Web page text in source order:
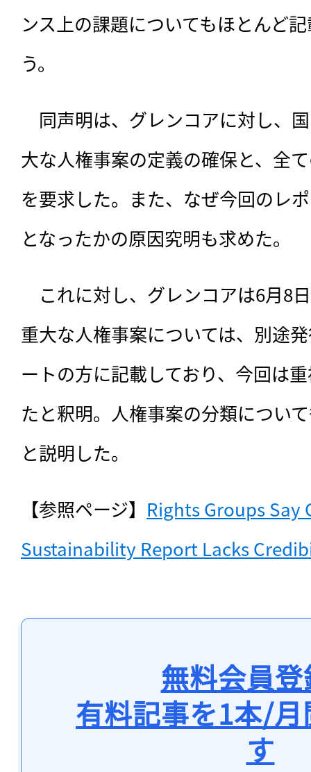
ンス上の課題についてもほとんど
う。
同声明は、グレンコアに対し、
大な人権事案の定義の確保と、全
を要求した。また、なぜ今回のレ
となったかの原因究明も求めた。
これに対し、グレンコアは6月8
重大な人権事案については、別途
ートの方に記載しており、今回は
たと釈明。人権事案の分類につい
と説明した。
【参照ページ】 Rights Groups Say
Sustainability Report Lacks
無料会員
有料記事を1本/
す